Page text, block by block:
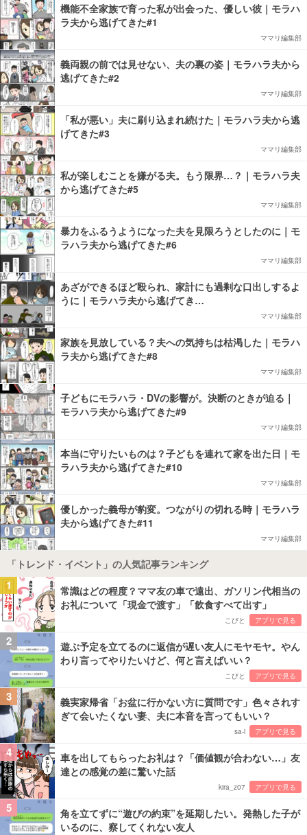
機能不全家族で育った私が出会った、優しい彼｜モラハ
ラ夫から逃げてきた#1
ママリ編集部
義両親の前では見せない、夫の裏の姿｜モラハラ夫から
逃げてきた#2
ママリ編集部
「私が悪い」夫に刷り込まれ続けた｜モラハラ夫から逃
げてきた#3
ママリ編集部
私が楽しむことを嫌がる夫。もう限界…？｜モラハラ夫
から逃げてきた#5
ママリ編集部
暴力をふるうようになった夫を見限ろうとしたのに｜モ
ラハラ夫から逃げてきた#6
ママリ編集部
あざができるほど殴られ、家計にも過剰な口出しするよ
うに｜モラハラ夫から逃げてき…
ママリ編集部
家族を見放している？夫への気持ちは枯渇した｜モラハ
ラ夫から逃げてきた#8
ママリ編集部
子どもにモラハラ・DVの影響が。決断のときが迫る｜
モラハラ夫から逃げてきた#9
ママリ編集部
本当に守りたいものは？子どもを連れて家を出た日｜モ
ラハラ夫から逃げてきた#10
ママリ編集部
優しかった義母が豹変。つながりの切れる時｜モラハラ
夫から逃げてきた#11
ママリ編集部
「トレンド・イベント」の人気記事ランキング
1
常識はどの程度？ママ友の車で遠出、ガソリン代相当の
お礼について「現金で渡す」「飲食すべて出す」
こびと アプリで見る
2
遊ぶ予定を立てるのに返信が遅い友人にモヤモヤ。やん
わり言ってやりたいけど、何と言えばいい？
こびと アプリで見る
3
義実家帰省「お盆に行かない方に質問です」色々されす
ぎて会いたくない妻、夫に本音を言ってもいい？
sa-i アプリで見る
4
車を出してもらったお礼は？「価値観が合わない…」友
達との感覚の差に驚いた話
kira_z07 アプリで見る
5
角を立てずに“遊びの約束”を延期したい。発熱した子が
いるのに、察してくれない友人